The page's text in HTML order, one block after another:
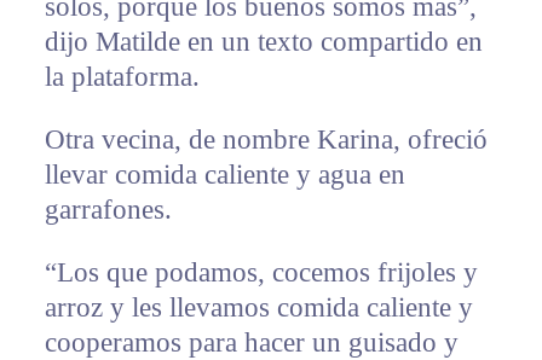
solos, porque los buenos somos más”,
dijo Matilde en un texto compartido en
la plataforma.
Otra vecina, de nombre Karina, ofreció
llevar comida caliente y agua en
garrafones.
“Los que podamos, cocemos frijoles y
arroz y les llevamos comida caliente y
cooperamos para hacer un guisado y